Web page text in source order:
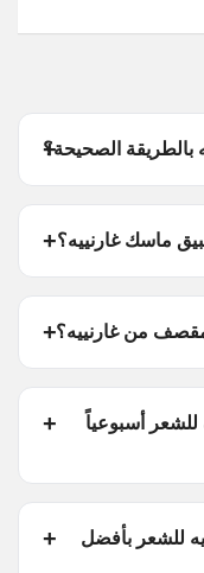
الصحيحة؟
ماسك غارنييه؟
من غارنييه؟
أسبوعياً
للشعر بأفضل